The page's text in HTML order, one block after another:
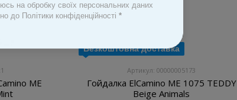
ME
Безкоштовна доставка
Артикул: 00000005173
Гойдалка ElCamino ME 1075 TEDDY
Beige Animals
на обробку своїх персональних даних
до Політики конфіденційності *